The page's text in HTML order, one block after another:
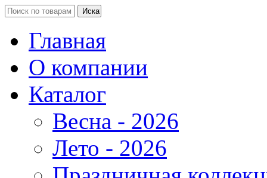
Главная
О компании
Каталог
Весна - 2026
Лето - 2026